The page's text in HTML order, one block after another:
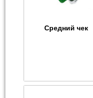
Средний чек